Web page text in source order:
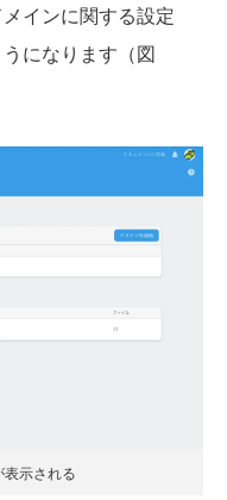
インに関する設定
になります（図
示される